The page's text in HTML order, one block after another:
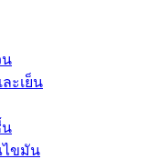
น
ะเย็น
ไขมัน